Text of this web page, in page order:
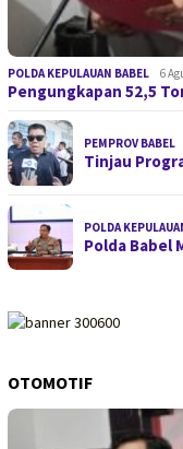
POLDA KEPULAUAN BABEL 6
Pengungkapan 52,5
PEMPROV BABEL
Tinjau
POLDA
Polda Babel
OTOMOTIF